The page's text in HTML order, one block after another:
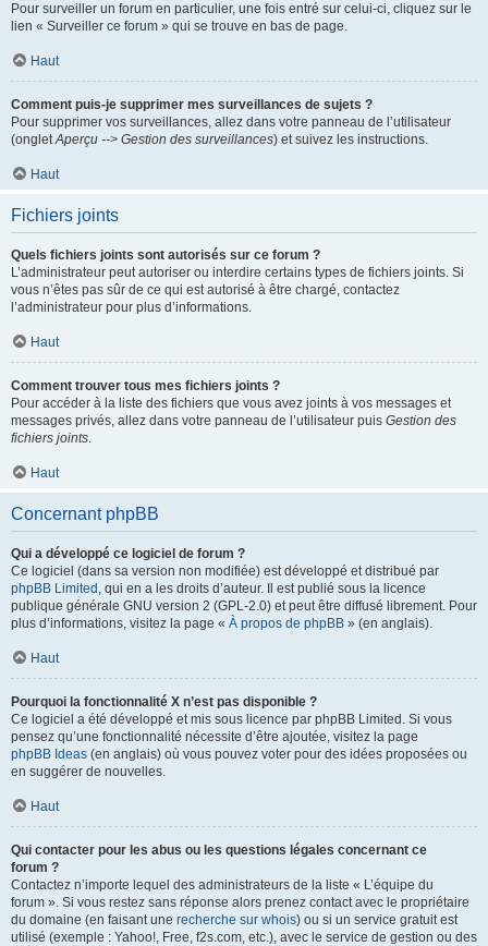
Pour surveiller un forum en particulier, une fois entré sur celui-ci, cliquez sur le
lien « Surveiller ce forum » qui se trouve en bas de page.
Haut
Comment puis-je supprimer mes surveillances de sujets ?
Pour supprimer vos surveillances, allez dans votre panneau de l’utilisateur
(ongletAperçu --> Gestion des surveillances) et suivez les instructions.
Haut
Fichiers joints
Quels fichiers joints sont autorisés sur ce forum ?
L’administrateur peut autoriser ou interdire certains types de fichiers joints. Si
vous n’êtes pas sûr de ce qui est autorisé à être chargé, contactez
l’administrateur pour plus d’informations.
Haut
Comment trouver tous mes fichiers joints ?
Pour accéder à la liste des fichiers que vous avez joints à vos messages et
messages privés, allez dans votre panneau de l’utilisateur puis Gestion des
fichiers joints.
Haut
Concernant phpBB
Qui a développé ce logiciel de forum ?
Ce logiciel (dans sa version non modifiée) est développé et distribué par
phpBB Limited , qui en a les droits d’auteur. Il est publié sous la licence
publique générale GNU version 2 (GPL-2.0) et peut être diffusé librement. Pour
plus d’informations, visitez la page « À propos de phpBB » (en anglais).
Haut
Pourquoi la fonctionnalité X n’est pas disponible ?
Ce logiciel a été développé et mis sous licence par phpBB Limited. Si vous
pensez qu’une fonctionnalité nécessite d’être ajoutée, visitez la page
phpBB Ideas (en anglais) où vous pouvez voter pour des idées proposées ou
en suggérer de nouvelles.
Haut
Qui contacter pour les abus ou les questions légales concernant ce
forum ?
Contactez n’importe lequel des administrateurs de la liste « L’équipe du
forum ». Si vous restez sans réponse alors prenez contact avec le propriétaire
du domaine (en faisant une recherche sur whois) ou si un service gratuit est
utilisé (exemple : Yahoo!, Free, f2s.com, etc.), avec le service de gestion ou des